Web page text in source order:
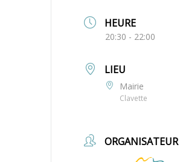
HEURE
20:30 - 22:00
LIEU
Mairie
Clavette
ORGANISATEUR